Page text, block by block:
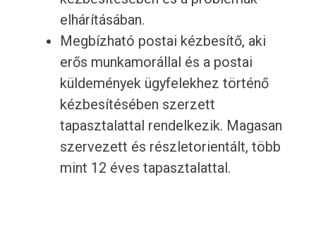
elhárításában.
Megbízható postai kézbesítő, aki
erős munkamorállal és a postai
küldemények ügyfelekhez történő
kézbesítésében szerzett
tapasztalattal rendelkezik. Magasan
szervezett és részletorientált, több
mint 12 éves tapasztalattal.